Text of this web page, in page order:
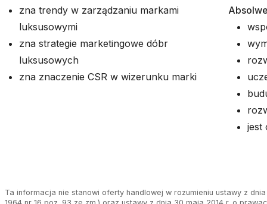
zna trendy w zarządzaniu markami
luksusowymi
zna strategie marketingowe dóbr
luksusowych
zna znaczenie CSR w wizerunku marki
jest
Ta informacja nie stanowi oferty handlowej w rozumieniu ustawy z